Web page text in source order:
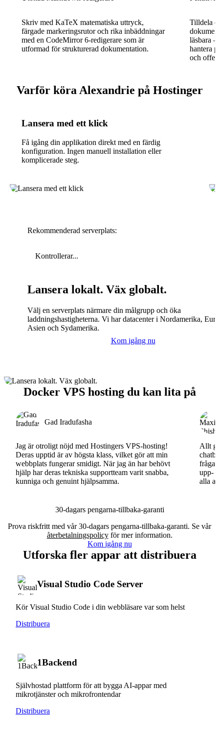
Skriv med KaTeX matematiska uttryck,
färgade markeringsrutor och rika inbäddningar
med en CodeMirror 6-redigerare som är
utformad för strukturerad dokumentation.
Tilldela
läsbara
hantera
och
Varför köra Alexandrie på Hostinger
Lansera med ett klick
Få igång din applikation direkt med en färdig
konfiguration. Ingen manuell installation eller
komplicerade steg.
Rekommenderad serverplats:
Kontrollerar...
Lansera lokalt. Väx globalt.
Välj en serverplats närmare din målgrupp och öka
laddningshastigheterna. Vi har datacenter i Nordamerika,
Asien och Sydamerika.
Kom igång nu
Docker VPS hosting du kan lita på
Gad Iradufasha
Jag är otroligt nöjd med Hostingers VPS-hosting!
Deras upptid är av högsta klass, vilket gör att min
webbplats fungerar smidigt. När jag än har behövt
hjälp har deras tekniska supportteam varit snabba,
kunniga och genuint hjälpsamma.
Allt
fråga.
upp-
alla
30-dagars pengarna-tillbaka-garanti
Prova riskfritt med vår 30-dagars pengarna-tillbaka-garanti. Se vår
återbetalningspolicyför mer information.
Kom igång nu
Utforska fler appar att distribuera
Visual Studio Code Server
Kör Visual Studio Code i din webbläsare var som helst
Distribuera
1Backend
Självhostad plattform för att bygga AI-appar med
mikrotjänster och mikrofrontendar
Distribuera